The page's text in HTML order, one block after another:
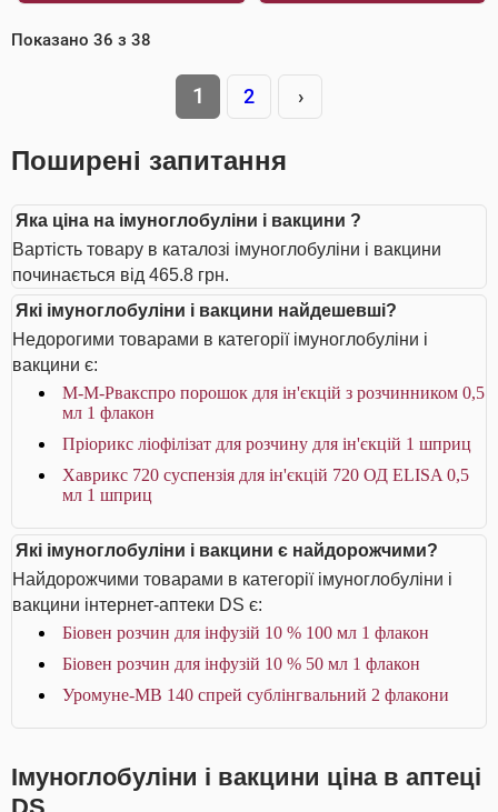
Показано 36 з 38
1 2 ›
Поширені запитання
Яка ціна на імуноглобуліни і вакцини ?
Вартість товару в каталозі імуноглобуліни і вакцини
починається від 465.8 грн.
Які імуноглобуліни і вакцини найдешевші?
Недорогими товарами в категорії імуноглобуліни і
вакцини є:
М-М-Рвакспро порошок для ін'єкцій з розчинником 0,5
мл 1 флакон
Пріорикс ліофілізат для розчину для ін'єкцій 1 шприц
Хаврикс 720 суспензія для ін'єкцій 720 ОД ELISA 0,5
мл 1 шприц
Які імуноглобуліни і вакцини є найдорожчими?
Найдорожчими товарами в категорії імуноглобуліни і
вакцини інтернет-аптеки DS є:
Біовен розчин для інфузій 10 % 100 мл 1 флакон
Біовен розчин для інфузій 10 % 50 мл 1 флакон
Уромуне-МВ 140 спрей сублінгвальний 2 флакони
Імуноглобуліни і вакцини ціна в аптеці